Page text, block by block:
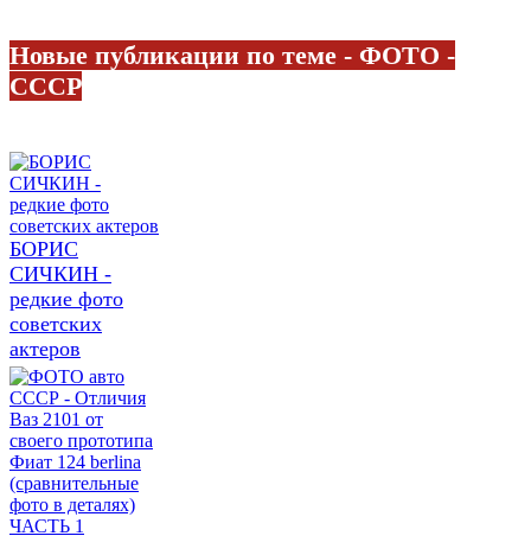
Новые публикации по теме - ФОТО -
СССР
БОРИС
СИЧКИН -
редкие фото
советских
актеров